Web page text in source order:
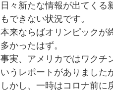
日々新たな情報が出てくる
もできない状況です。
本来ならばオリンピックが
多かったはず。
事実、アメリカではワクチ
いうレポートがありました
しかし、一時はコロナ前に